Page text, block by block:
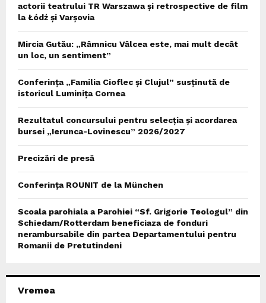
actorii teatrului TR Warszawa și retrospective de film
la Łódź și Varșovia
Mircia Gutău: „Râmnicu Vâlcea este, mai mult decât
un loc, un sentiment”
Conferința „Familia Cioflec și Clujul” susținută de
istoricul Luminița Cornea
Rezultatul concursului pentru selecția și acordarea
bursei „Ierunca-Lovinescu” 2026/2027
Precizări de presă
Conferința ROUNIT de la München
Scoala parohiala a Parohiei “Sf. Grigorie Teologul” din
Schiedam/Rotterdam beneficiaza de fonduri
nerambursabile din partea Departamentului pentru
Romanii de Pretutindeni
Vremea